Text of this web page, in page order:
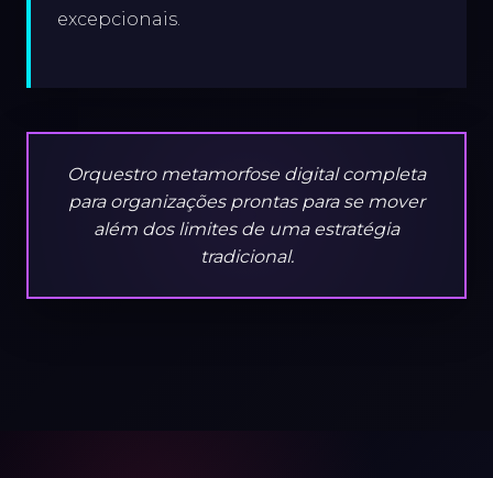
excepcionais.
Orquestro metamorfose digital completa
para organizações prontas para se mover
além dos limites de uma estratégia
tradicional.